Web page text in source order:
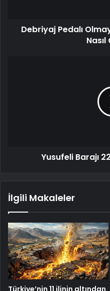
Debriyaj Pedalı
Nasıl
Yusufeli Barajı
İlgili Makaleler